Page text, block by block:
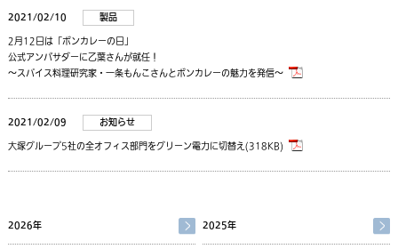
2021/02/10
製品
2月12日は「ボンカレーの日」
公式アンバサダーに乙葉さんが就任！
～スパイス料理研究家・一条もんこさんとボンカレーの魅力を発信～
2021/02/09
お知らせ
大塚グループ5社の全オフィス部門をグリーン電力に切替え(318KB)
2026年 2025年